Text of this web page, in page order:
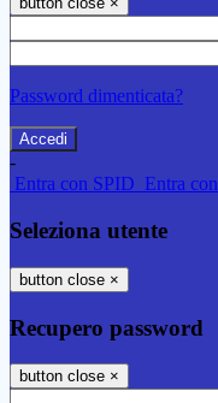
Password dimenticata?
-
Entra con SPID Entra
Seleziona utente
button close ×
Recupero password
button close ×